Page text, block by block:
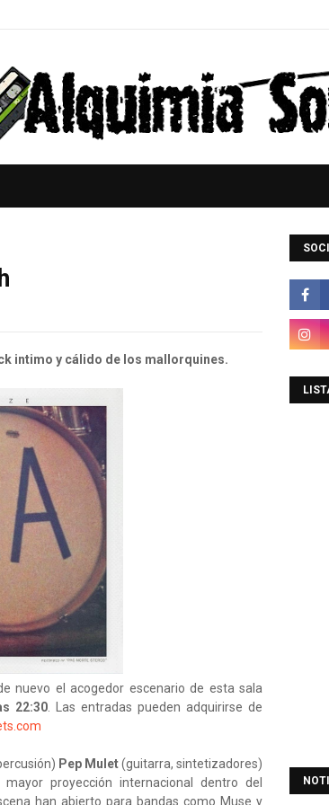
intimo y cálido de los mallorquines.
nuevo el acogedor escenario de esta sala
22:30 . Las entradas pueden adquirirse de
Pep Mulet(guitarra, sintetizadores)
proyección internacional dentro del
han abierto para bandas como Muse y